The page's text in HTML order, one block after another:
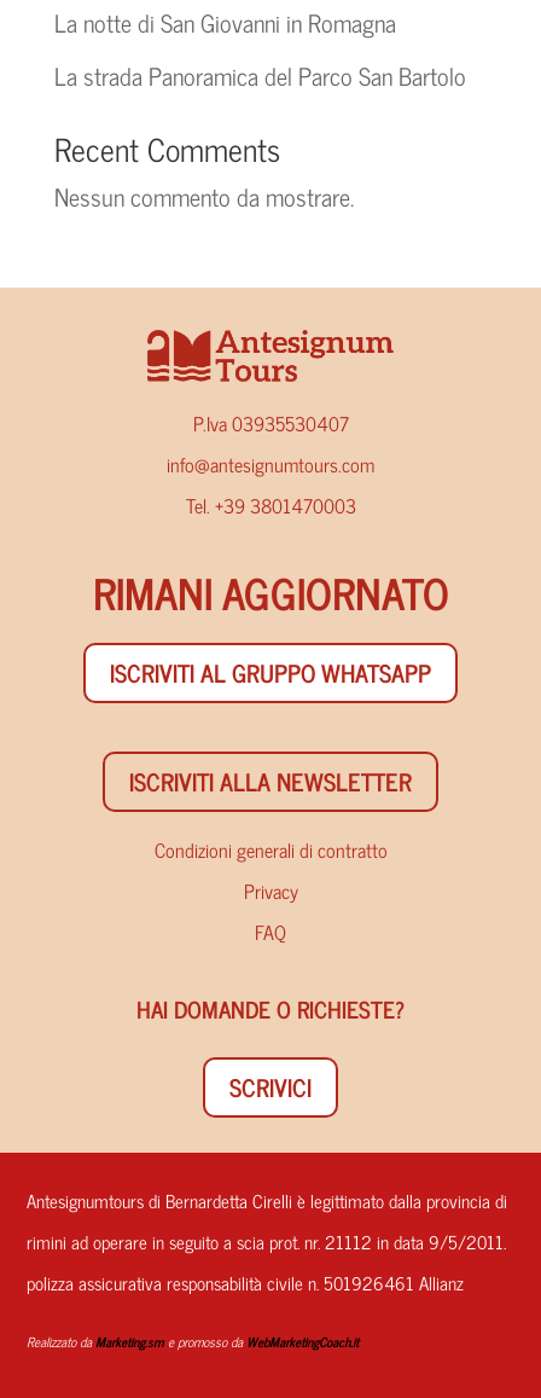
La notte di San Giovanni in Romagna
La strada Panoramica del Parco San Bartolo
Recent Comments
Nessun commento da mostrare.
P.Iva 03935530407
info@antesignumtours.com
Tel. +39 3801470003
RIMANI AGGIORNATO
ISCRIVITI AL GRUPPO WHATSAPP
ISCRIVITI ALLA NEWSLETTER
Condizioni generali di contratto
Privacy
FAQ
HAI DOMANDE O RICHIESTE?
SCRIVICI
Antesignumtours di Bernardetta Cirelli è legittimato dalla provincia di
rimini ad operare in seguito a scia prot. nr. 21112 in data 9/5/2011.
polizza assicurativa responsabilità civile n. 501926461 Allianz
Realizzato daMarketing.sm e promosso da WebMarketingCoach.it